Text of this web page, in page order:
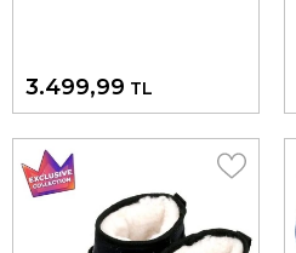
3.499,99 TL